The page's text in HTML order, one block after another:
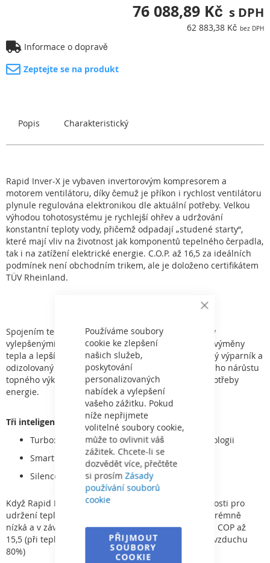
Close
Bar
Používáme soubory
cookie ke zlepšení
našich služeb,
poskytování
personalizovaných
nabídek a vylepšení
vašeho zážitku. Pokud
níže nepřijmete
volitelné soubory cookie,
může to ovlivnit váš
zážitek. Chcete-li se
dozvědět více, přečtěte
si prosímZásady
používání souborů
cookie
PŘIJMOUT
SOUBORY
COOKIE
76 088,89 Kč
62 883,38 Kč
Informace o dopravě
Zeptejte se na produkt
Popis Charakteristický
Rapid Inver-X je vybaven invertorovým kompresorem a
motorem ventilátoru, díky čemuž je příkon i rychlost ventilátoru
plynule regulována elektronikou dle aktuální potřeby. Velkou
výhodou tohotosystému je rychlejší ohřev a udržování
konstantní teploty vody, přičemž odpadají „studené starty“,
které mají vliv na životnost jak komponentů tepelného čerpadla,
tak i na zatížení elektrické energie. C.O.P. až 16,5 za ideálních
podmínek není obchodním trikem, ale je doloženo certifikátem
TÜV Rheinland.
Spojením technologie „Full-Inverter“ s technologicky
vylepšenými komponenty bylo dosaženo kvalitnější výměny
tepla a lepší cirkulace vzduchu. Nové šasi, inovovaný výparník a
odizolovaný kompresor zajišťují schopnost okamžitého nárůstu
topného výkonu o 20 % bez navýšení hlučnosti a spotřeby
energie.
Tři inteligentní módy:
Turbo: 120% výkon -- díky TurboSilence technologii
Smart
Silence
Když Rapid Inver-X běží při střední nebo nízké rychlosti pro
udržení teploty bazénu, je hlučnost kompresoru extrémně
nízká a v závislosti na velikosti bazénu má efektivitu COP až
15,5 (při teplotě vzduchu 26°C, vody 26°C a vlhkosti vzduchu
80%)